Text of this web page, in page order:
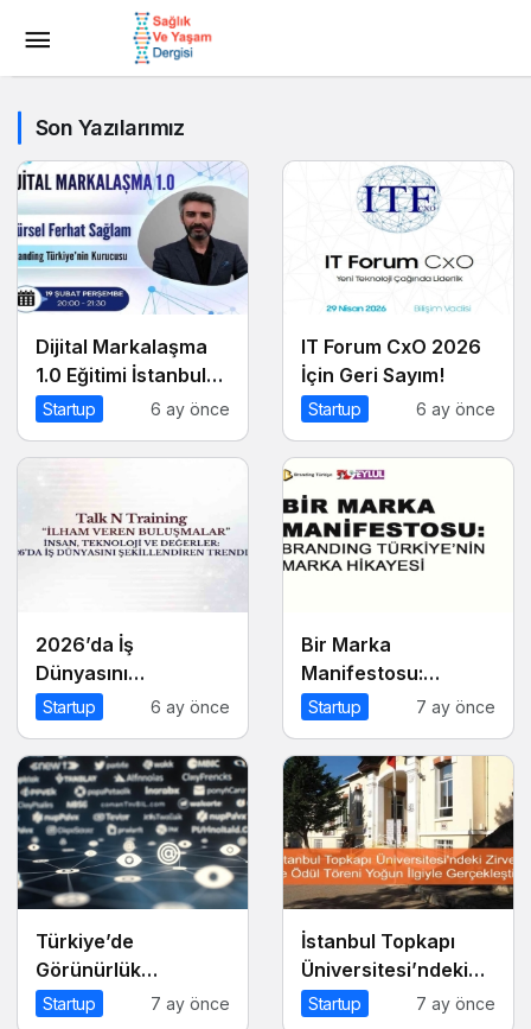
Son Yazılarımız
Dijital Markalaşma
1.0 Eğitimi İstanbul
Üniversitesi’nde
Startup 6 ay önce
IT Forum CxO 2026
İçin Geri Sayım!
Startup 6 ay önce
2026’da İş
Dünyasını
Şekillendiren
Training “İlham
Veren Buluşmalar”
Serisinde!
Startup 6 ay önce
Bir Marka
Manifestosu:
Branding Türkiye’nin
Startup 7 ay önce
Türkiye’de
Görünürlük
Ekonomisi
Startup 7 ay önce
İstanbul Topkapı
Üniversitesi’ndeki
Zirve ve Ödül Töreni
Startup 7 ay önce